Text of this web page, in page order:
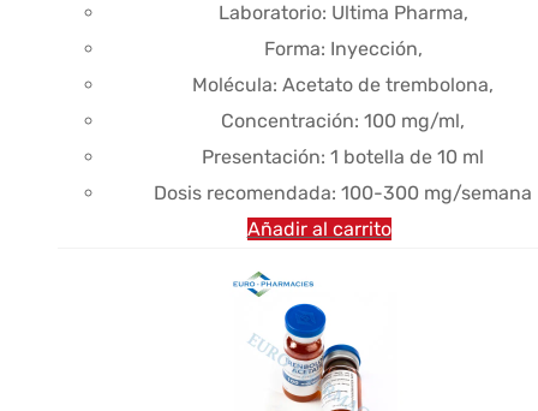
Laboratorio: Ultima Pharma,
Forma: Inyección,
Molécula: Acetato de trembolona,
Concentración: 100 mg/ml,
Presentación: 1 botella de 10 ml
Dosis recomendada: 100-300 mg/semana
Añadir al carrito